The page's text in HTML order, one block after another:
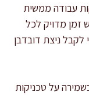
הכולל אורך כשעה ורבע – 25 דקות עבודה ממשית
זמן מדויק לכל
לקבל ניצת דובדבן
על טכניקות